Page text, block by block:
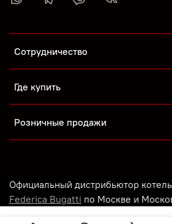
Сотрудничество
Где купить
Розничные продажи
Официальный дистрибьютор
Federica Bugatti по Москве и